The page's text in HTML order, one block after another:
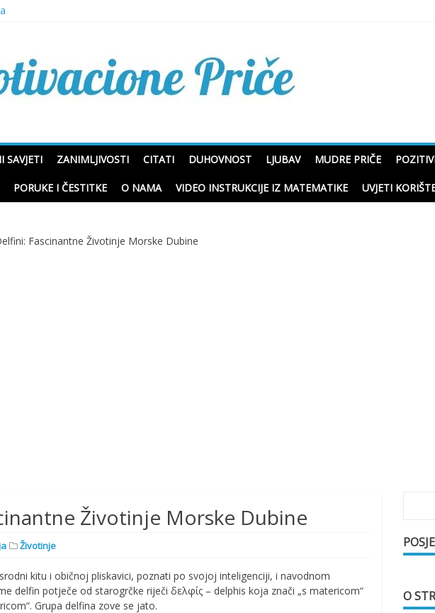
Priče
SAVJETI ZANIMLJIVOSTI CITATI DUHOVNOST LJUBAV MUDRE PRIČE
PORUKE I ČESTITKE O NAMA VIDEO INSTRUKCIJE IZ MATEMATIKE UVJETI
Fascinantne Životinje Morske Dubine
Životinje Morske Dubine
Životinje
kitu i običnoj pliskavici, poznati po svojoj inteligenciji, i navodnom
delfin potječe od starogrčke riječi δελφίς – delphis koja znači „s matericom“
Grupa delfina zove se jato.
O